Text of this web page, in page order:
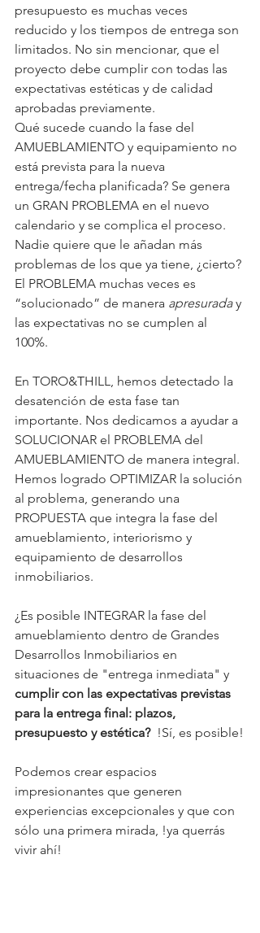
presupuesto es muchas veces
reducido y los tiempos de entrega son
limitados. No sin mencionar, que el
proyecto debe cumplir con todas las
expectativas estéticas y de calidad
aprobadas previamente.
Qué sucede cuando la fase del
AMUEBLAMIENTO y equipamiento no
está prevista para la nueva
entrega/fecha planificada? Se genera
un GRAN PROBLEMA en el nuevo
calendario y se complica el proceso.
Nadie quiere que le añadan más
problemas de los que ya tiene, ¿cierto?
El PROBLEMA muchas veces es
“solucionado” de manera apresurada y
las expectativas no se cumplen al
100%.
En TORO&THILL, hemos detectado la
desatención de esta fase tan
importante. Nos dedicamos a ayudar a
SOLUCIONAR el PROBLEMA del
AMUEBLAMIENTO de manera integral.
Hemos logrado OPTIMIZAR la solución
al problema, generando una
PROPUESTA que integra la fase del
amueblamiento, interiorismo y
equipamiento de desarrollos
inmobiliarios.
¿Es posible INTEGRAR la fase del
amueblamiento dentro de Grandes
Desarrollos Inmobiliarios en
situaciones de "entrega inmediata" y
cumplir con las expectativas previstas
para la entrega final: plazos,
presupuesto y estética?
  !Sí, es posible!
Podemos crear espacios
impresionantes que generen
experiencias excepcionales y que con
sólo una primera mirada, !ya querrás
vivir ahí!